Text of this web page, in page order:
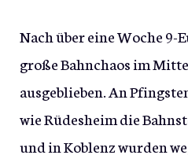
Nach über eine Woche 9-
große Bahnchaos im
ausgeblieben. An
wie Rüdesheim die
und in Koblenz wurden